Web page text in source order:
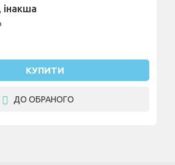
інакша
КУПИТИ
ДО ОБРАНОГО